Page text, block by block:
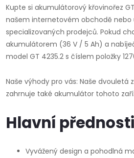
Kupte si akumulátorový křovinořez
našem internetovém obchodě nebo
specializovaných prodejců. Pokud
akumulátorem (36 V / 5 Ah) a
model GT 4235.2 s číslem položky
Naše výhody pro vás: Naše dvouletá
zahrnuje také akumulátor tohoto
Hlavní přednosti
Vyvážený design a pohodlná